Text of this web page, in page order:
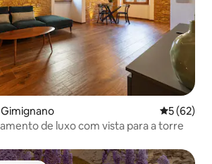
5 de uma
5 (62)
de luxo com vista para a torre